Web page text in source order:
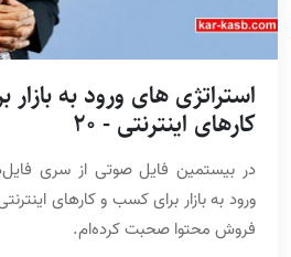
استراتژی های ورود به
کارهای اینترنتی - 20
در بیستمین فایل صوتی از سری
ورود به بازار برای کسب و کارهای
فروش محتوا صحبت کرده‌ام.